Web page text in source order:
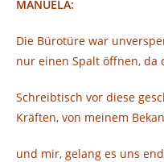
MANUELA:
Die Bürotüre war
nur einen Spalt öffnen, da
Schreibtisch vor diese
Kräften, von meinem
und mir, gelang es uns